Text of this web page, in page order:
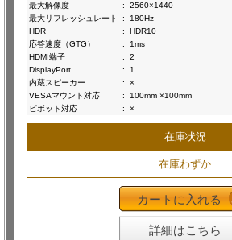
最大解像度
:
2560×1440
最大リフレッシュレート
:
180Hz
HDR
:
HDR10
応答速度（GTG）
:
1ms
HDMI端子
:
2
DisplayPort
:
1
内蔵スピーカー
:
×
VESAマウント対応
:
100mm ×100mm
ピボット対応
: ×
在庫状況
在庫わずか
カートに入れる
詳細はこちら